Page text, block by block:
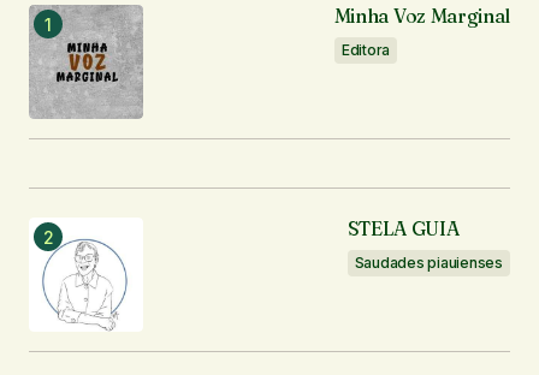
Minha Voz Marginal
Editora
STELA GUIA
Saudades piauienses